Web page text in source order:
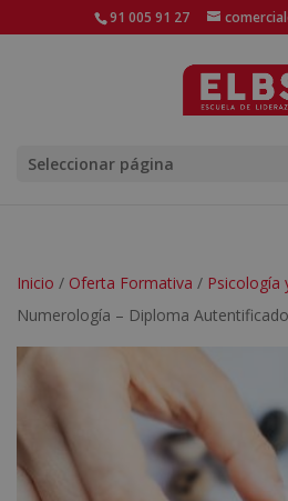
91 005 91 27
Seleccionar página
Inicio / Oferta Formativa / Psicología
Numerología – Diploma